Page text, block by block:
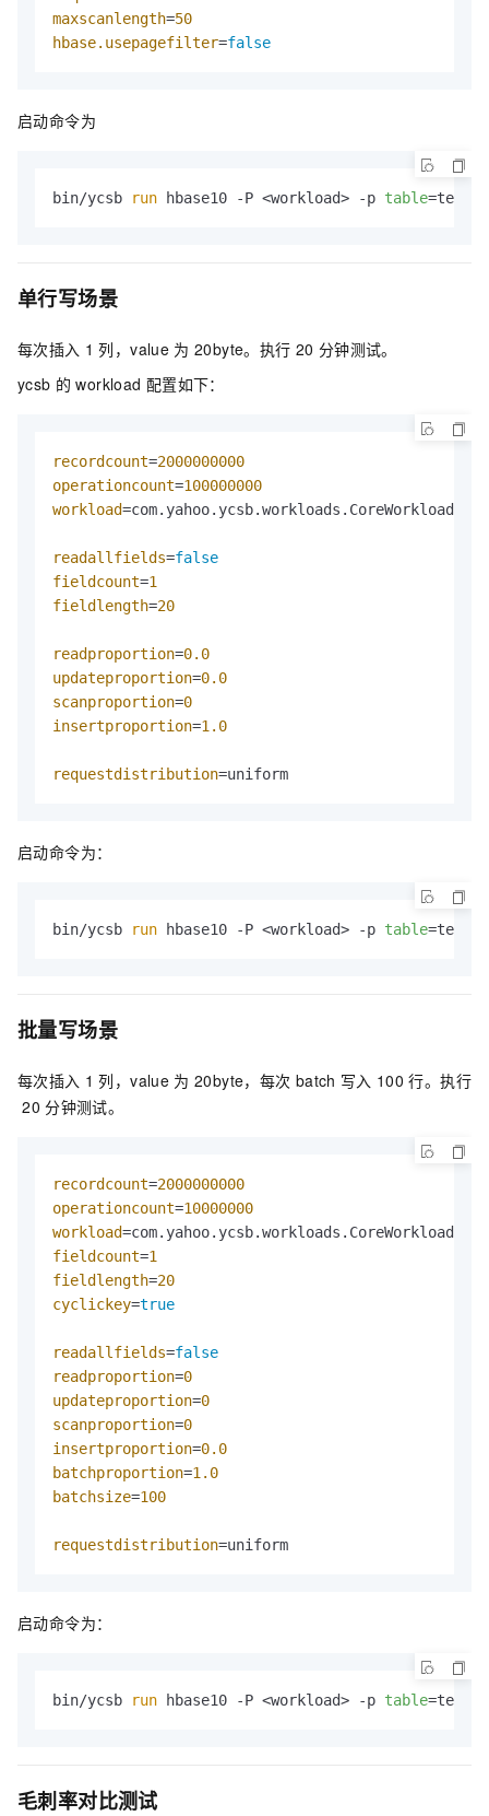
maxscanlength=50
hbase.usepagefilter=false
启动命令为
bin/ycsb run hbase10 -P <workload> -p table=test
单行写场景
每次插入 1 列，value 为 20byte。执行 20 分钟测试。
ycsb 的 workload 配置如下：
recordcount=2000000000
operationcount=100000000
workload=com.yahoo.ycsb.workloads.CoreWorkload
readallfields=false
fieldcount=1
fieldlength=20
readproportion=0.0
updateproportion=0.0
scanproportion=0
insertproportion=1.0
requestdistribution=uniform
启动命令为：
bin/ycsb run hbase10 -P <workload> -p table=test
批量写场景
每次插入 1 列，value 为 20byte，每次 batch 写入 100 行。执行
20 分钟测试。
recordcount=2000000000
operationcount=10000000
workload
fieldcount=1
fieldlength=20
cyclickey=true
readallfields=false
readproportion=0
updateproportion=0
scanproportion=0
insertproportion=0.0
batchproportion=1.0
batchsize=100
requestdistribution=uniform
启动命令为：
bin/ycsb run hbase10 -P <workload> -p table=test
毛刺率对比测试